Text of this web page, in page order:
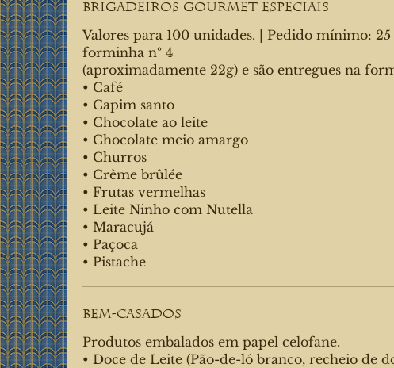
Brigadeiros Gourmet Especiais
Valores para 100 unidades. | Pedido mínimo:
forminha nº 4
(aproximadamente 22g) e são entregues na forminha 4 pétalas.
• Café
• Capim santo
• Chocolate ao leite
• Chocolate meio amargo
• Churros
• Crème brûlée
• Frutas vermelhas
• Leite Ninho com Nutella
• Maracujá
• Paçoca
• Pistache
Bem-casados
Produtos embalados em papel celofane.
• Doce de Leite (Pão-de-ló branco, recheio de